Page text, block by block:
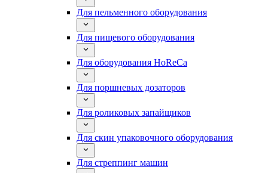
Для пельменного оборудования
Для пищевого оборудования
Для оборудования HoReCa
Для поршневых дозаторов
Для роликовых запайщиков
Для скин упаковочного оборудования
Для стреппинг машин